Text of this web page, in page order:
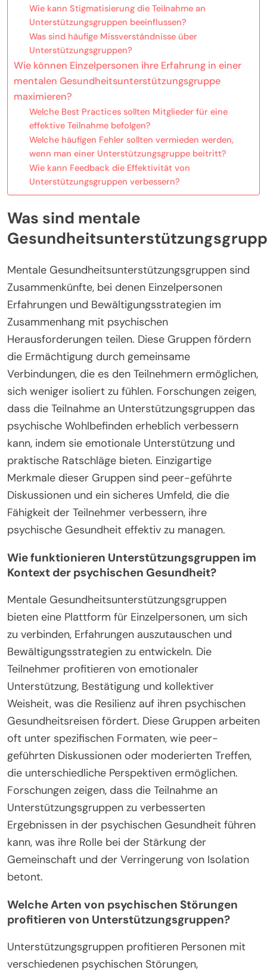
Wie kann Stigmatisierung die Teilnahme an
Unterstützungsgruppen beeinflussen?
Was sind häufige Missverständnisse über
Unterstützungsgruppen?
Wie können Einzelpersonen ihre Erfahrung in einer
mentalen Gesundheitsunterstützungsgruppe
maximieren?
Welche Best Practices sollten Mitglieder für eine
effektive Teilnahme befolgen?
Welche häufigen Fehler sollten vermieden werden,
wenn man einer Unterstützungsgruppe beitritt?
Wie kann Feedback die Effektivität von
Unterstützungsgruppen verbessern?
Was sind mentale
Mentale Gesundheitsunterstützungsgruppen sind
Zusammenkünfte, bei denen Einzelpersonen
Erfahrungen und Bewältigungsstrategien im
Zusammenhang mit psychischen
Herausforderungen teilen. Diese Gruppen fördern
die Ermächtigung durch gemeinsame
Verbindungen, die es den Teilnehmern ermöglichen,
sich weniger isoliert zu fühlen. Forschungen zeigen,
dass die Teilnahme an Unterstützungsgruppen das
psychische Wohlbefinden erheblich verbessern
kann, indem sie emotionale Unterstützung und
praktische Ratschläge bieten. Einzigartige
Merkmale dieser Gruppen sind peer-geführte
Diskussionen und ein sicheres Umfeld, die die
Fähigkeit der Teilnehmer verbessern, ihre
psychische Gesundheit effektiv zu managen.
Wie funktionieren Unterstützungsgruppen im
Kontext der psychischen Gesundheit?
Mentale Gesundheitsunterstützungsgruppen
bieten eine Plattform für Einzelpersonen, um sich
zu verbinden, Erfahrungen auszutauschen und
Bewältigungsstrategien zu entwickeln. Die
Teilnehmer profitieren von emotionaler
Unterstützung, Bestätigung und kollektiver
Weisheit, was die Resilienz auf ihren psychischen
Gesundheitsreisen fördert. Diese Gruppen arbeiten
oft unter spezifischen Formaten, wie peer-
geführten Diskussionen oder moderierten Treffen,
die unterschiedliche Perspektiven ermöglichen.
Forschungen zeigen, dass die Teilnahme an
Unterstützungsgruppen zu verbesserten
Ergebnissen in der psychischen Gesundheit führen
kann, was ihre Rolle bei der Stärkung der
Gemeinschaft und der Verringerung von Isolation
betont.
Welche Arten von psychischen Störungen
profitieren von Unterstützungsgruppen?
Unterstützungsgruppen profitieren Personen mit
verschiedenen psychischen Störungen,